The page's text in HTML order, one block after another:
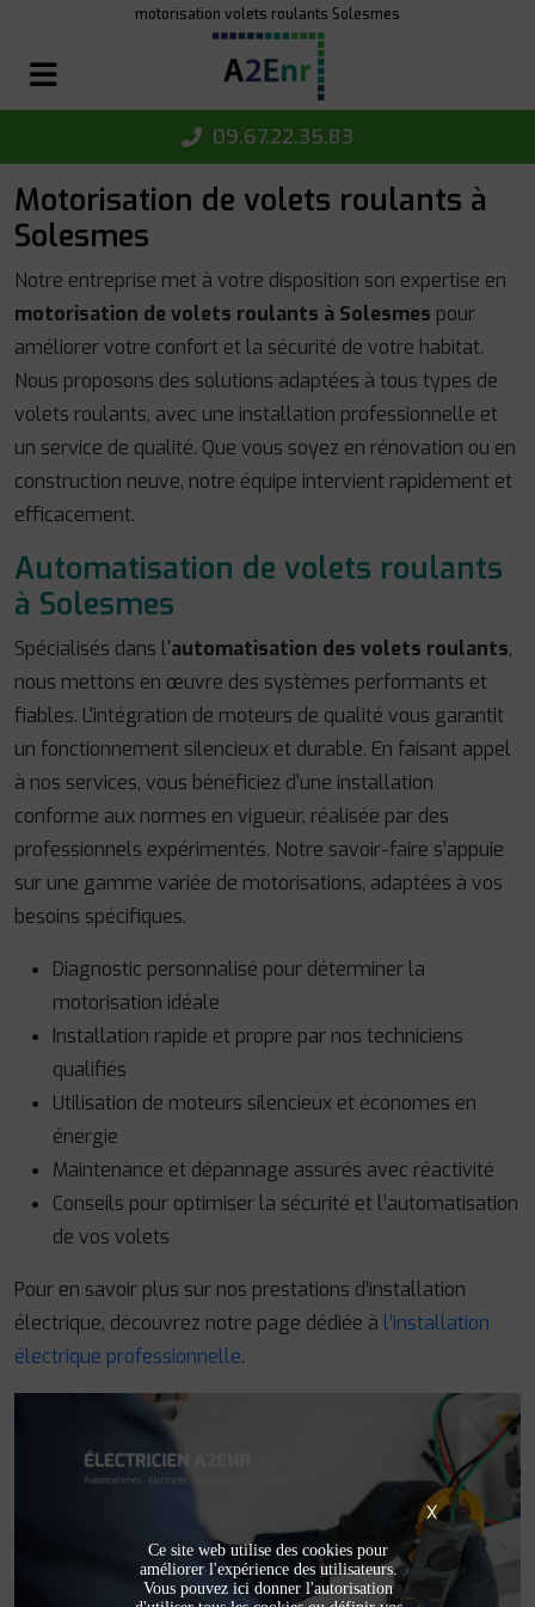
motorisation volets roulants Solesmes
09.67.22.35.83
Motorisation de volets roulants à
Solesmes
Notre entreprise met à votre disposition son expertise en
motorisation de volets roulants à Solesmes pour
améliorer votre confort et la sécurité de votre habitat.
Nous proposons des solutions adaptées à tous types de
volets roulants, avec une installation professionnelle et
un service de qualité. Que vous soyez en rénovation ou en
construction neuve, notre équipe intervient rapidement et
efficacement.
Automatisation de volets roulants
à Solesmes
Spécialisés dans l'automatisation des volets roulants,
nous mettons en œuvre des systèmes performants et
fiables. L'intégration de moteurs de qualité vous garantit
un fonctionnement silencieux et durable. En faisant appel
à nos services, vous bénéficiez d'une installation
conforme aux normes en vigueur, réalisée par des
professionnels expérimentés. Notre savoir-faire s’appuie
sur une gamme variée de motorisations, adaptées à vos
besoins spécifiques.
Diagnostic personnalisé pour déterminer la
motorisation idéale
Installation rapide et propre par nos techniciens
qualifiés
Utilisation de moteurs silencieux et économes en
énergie
Maintenance et dépannage assurés avec réactivité
Conseils pour optimiser la sécurité et l’automatisation
de vos volets
Pour en savoir plus sur nos prestations d’installation
électrique, découvrez notre page dédiée à l’installation
électrique professionnelle.
Panneau de gestion des cookies
X
Ce site web utilise des cookies pour
améliorer l'expérience des utilisateurs.
Vous pouvez ici donner l'autorisation